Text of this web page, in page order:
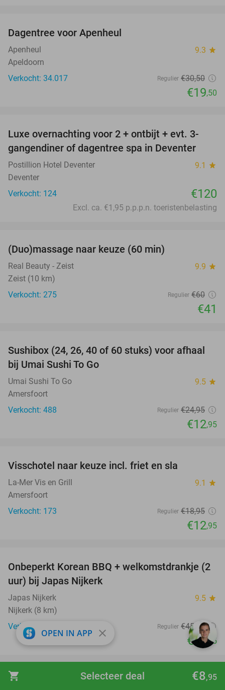
shopping_cart €8,95
Selecteer deal
Dagentree voor Apenheul
Apenheul 9.3 star
Apeldoorn
Verkocht: 34.017
Regulier €30,50
€19,50
Luxe overnachting voor 2 + ontbijt + evt. 3-
gangendiner of dagentree spa in Deventer
Postillion Hotel Deventer 9.1 star
Deventer
Verkocht: 124
€120
Excl. ca. €1,95 p.p.p.n. toeristenbelasting
(Duo)massage naar keuze (60 min)
Real Beauty - Zeist 9.9 star
Zeist (10 km)
Verkocht: 275
Regulier €60
€41
48%
Sushibox (24, 26, 40 of 60 stuks) voor afhaal
bij Umai Sushi To Go
Umai Sushi To Go 9.5 star
Amersfoort
Verkocht: 488
Regulier €24,95
€12,95
Visschotel naar keuze incl. friet en sla
La-Mer Vis en Grill 9.1 star
Amersfoort
Verkocht: 173
Regulier €18,95
€12,95
34%
Onbeperkt Korean BBQ + welkomstdrankje (2
uur) bij Japas Nijkerk
Japas Nijkerk 9.5 star
Nijkerk (8 km)
Verkocht: 1.182
Regulier €45 ,45
€29,95
25%
All-inclusive overnachting + entree
OPEN IN APP close